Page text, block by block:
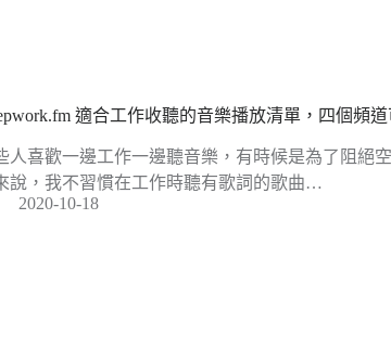
適合工作收聽的音樂播放清單，四個頻
人喜歡一邊工作一邊聽音樂，有時候是為了阻絕
說，我不習慣在工作時聽有歌詞的歌曲…
2020-10-18